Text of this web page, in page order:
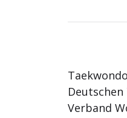
Verband